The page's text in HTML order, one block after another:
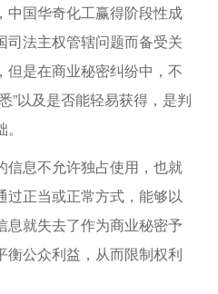
中国华奇化工赢得阶段性成
司法主权管辖问题而备受关
但是在商业秘密纠纷中，不
”以及是否能轻易获得，是判
息不允许独占使用，也就
过正当或正常方式，能够以
息就失去了作为商业秘密予
衡公众利益，从而限制权利